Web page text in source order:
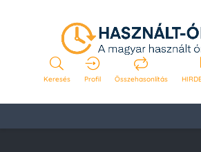
Keresés Profil Összehasonlítás